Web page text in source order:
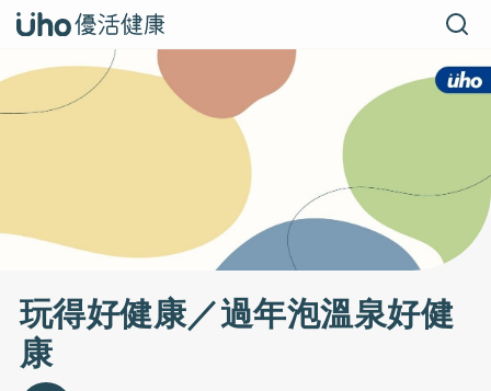
玩得好健康／過年泡溫泉好健
康